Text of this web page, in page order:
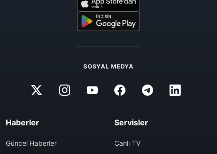
SOSYAL MEDYA
Haberler
Güncel Haberler
Servisler
Canlı TV